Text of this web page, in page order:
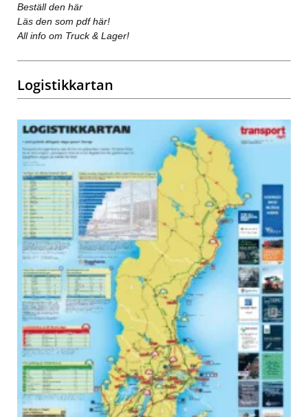
Beställ den här
Läs den som pdf här!
All info om Truck & Lager!
Logistikkartan